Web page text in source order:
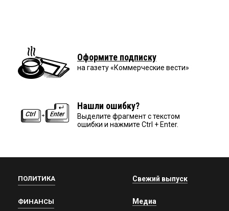
Оформите подписку
на газету «Коммерческие вести»
Нашли ошибку?
Выделите фрагмент с текстом
ошибки и нажмите Ctrl + Enter.
ПОЛИТИКА
ФИНАНСЫ
Свежий выпуск
Медиа